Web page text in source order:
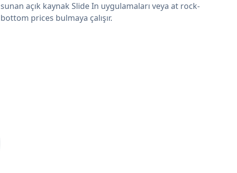
sunan açık kaynak Slide In uygulamaları veya at rock-
bottom prices bulmaya çalışır.